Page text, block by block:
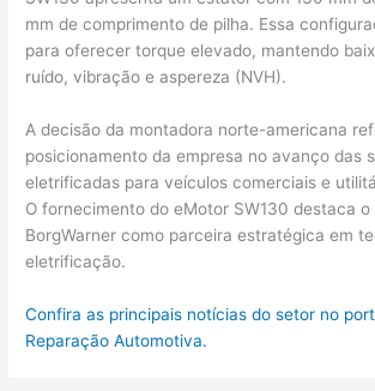
mm de comprimento de pilha. Essa
para oferecer torque elevado, mantendo
ruído, vibração e aspereza (NVH).
A decisão da montadora norte-americana
posicionamento da empresa no avanço das
eletrificadas para veículos comerciais e
O fornecimento do eMotor SW130 destaca o
BorgWarner como parceira estratégica em
eletrificação.
Confira as principais notícias do setor no
Reparação Automotiva.